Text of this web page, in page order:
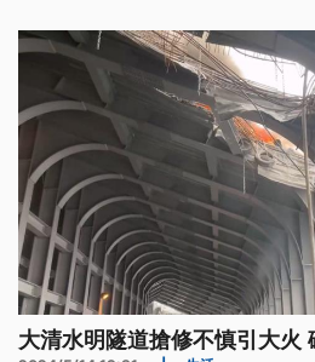
大清水明隧道搶修不慎引大火